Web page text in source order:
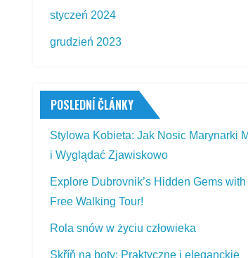
styczeń 2024
grudzień 2023
POSLEDNÍ ČLÁNKY
Stylowa Kobieta: Jak Nosic Marynarki
i Wyglądać Zjawiskowo
Explore Dubrovnik’s Hidden Gems with
Free Walking Tour!
Rola snów w życiu człowieka
Skříň na boty: Praktyczne i eleganckie